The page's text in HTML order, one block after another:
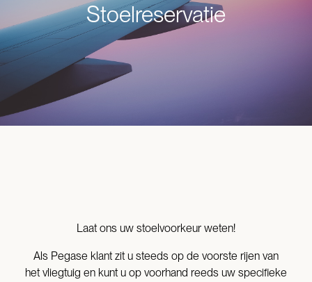
Stoelreservatie
Laat ons uw stoelvoorkeur weten!
Als Pegase klant zit u steeds op de voorste rijen van
het vliegtuig en kunt u op voorhand reeds uw specifieke